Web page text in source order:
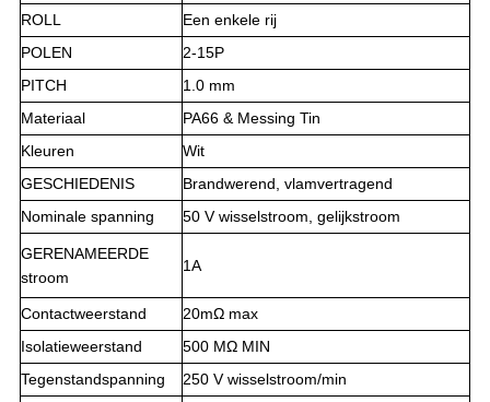
ROLL
Een enkele rij
POLEN
2-15P
PITCH
1.0 mm
Materiaal
PA66 & Messing Tin
Kleuren
Wit
GESCHIEDENIS
Brandwerend, vlamvertragend
Nominale spanning
50 V wisselstroom, gelijkstroom
GERENAMEERDE
stroom
1A
Contactweerstand
20mΩ max
Isolatieweerstand
500 MΩ MIN
Tegenstandspanning
250 V wisselstroom/min